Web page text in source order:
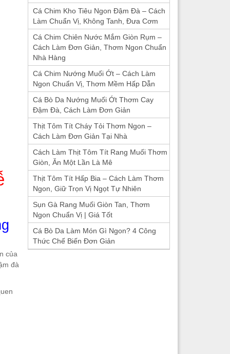
của
đà
Cá Chim Kho Tiêu Ngon Đậm Đà – Cách
Làm Chuẩn Vị, Không Tanh, Đưa Cơm
Cá Chim Chiên Nước Mắm Giòn Rụm –
Cách Làm Đơn Giản, Thơm Ngon Chuẩn
Nhà Hàng
Cá Chim Nướng Muối Ớt – Cách Làm
Ngon Chuẩn Vị, Thơm Mềm Hấp Dẫn
Cá Bò Da Nướng Muối Ớt Thơm Cay
Đậm Đà, Cách Làm Đơn Giản
Thịt Tôm Tít Cháy Tỏi Thơm Ngon –
Cách Làm Đơn Giản Tại Nhà
Cách Làm Thịt Tôm Tít Rang Muối Thơm
Giòn, Ăn Một Lần Là Mê
Thịt Tôm Tít Hấp Bia – Cách Làm Thơm
Ngon, Giữ Trọn Vị Ngọt Tự Nhiên
Sụn Gà Rang Muối Giòn Tan, Thơm
Ngon Chuẩn Vị | Giá Tốt
Cá Bò Da Làm Món Gì Ngon? 4 Công
Thức Chế Biến Đơn Giản